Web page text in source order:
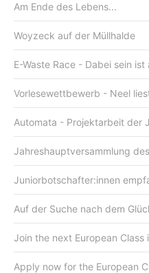
Am Ende des Lebens...
Woyzeck auf der Müllhalde
E-Waste Race - Dabei sein ist
Vorlesewettbewerb - Neel
Automata - Projektarbeit der
Jahreshauptversammlung
Juniorbotschafter:innen
Auf der Suche nach dem
Join the next European Class
Apply now for the European